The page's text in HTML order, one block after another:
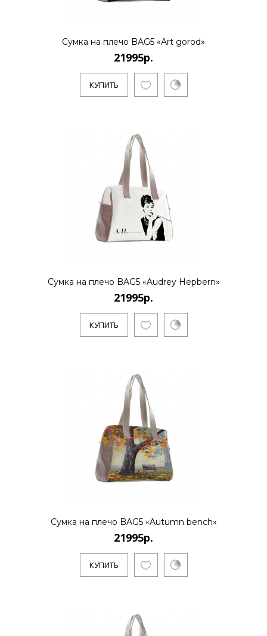
КУПИТЬ
21995р.
..
КУПИТЬ
21995р.
..
КУПИТЬ
21995р.
КУПИТЬ
21995р.
КУПИТЬ
Сумка на плечо BAG5 «Art gorod»
21995р.
КУПИТЬ
Сумка на плечо BAG5 «Audrey Hepbern»
21995р.
КУПИТЬ
Сумка на плечо BAG5 «Autumn bench»
21995р.
КУПИТЬ